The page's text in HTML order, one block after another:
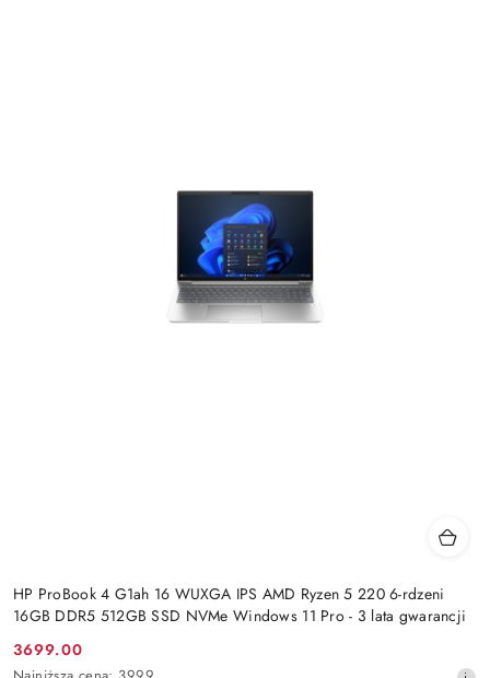
HP ProBook 4 G1ah 16 WUXGA IPS AMD Ryzen 5 220 6-rdzeni
16GB DDR5 512GB SSD NVMe Windows 11 Pro - 3 lata gwarancji
Cena
3699.00
Najniższa